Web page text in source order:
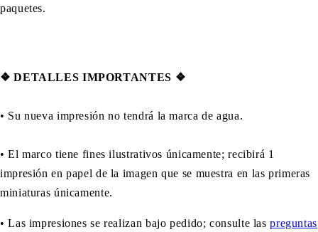
paquetes.
❖ DETALLES IMPORTANTES ❖
• Su nueva impresión no tendrá la marca de agua.
• El marco tiene fines ilustrativos únicamente; recibirá 1
impresión en papel de la imagen que se muestra en las primeras
miniaturas únicamente.
• Las impresiones se realizan bajo pedido; consulte laspreguntas